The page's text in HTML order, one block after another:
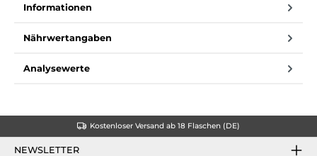
Informationen
Nährwertangaben
Analysewerte
Kostenloser Versand ab 18 Flaschen (DE)
NEWSLETTER